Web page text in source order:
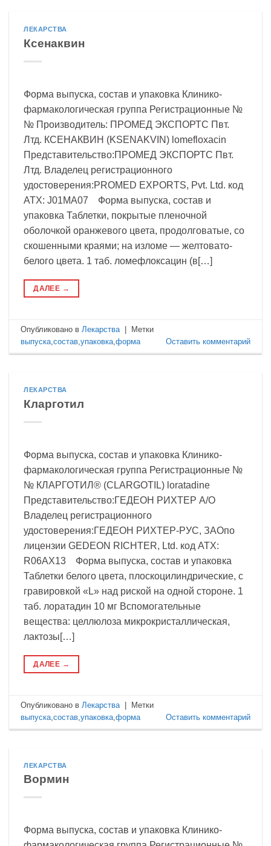
ЛЕКАРСТВА
Ксенаквин
Форма выпуска, состав и упаковка Клинико-
фармакологическая группа Регистрационные №
№ Производитель: ПРОМЕД ЭКСПОРТС Пвт.
Лтд. КСЕНАКВИН (KSENAKVIN) lomefloxacin
Представительство:ПРОМЕД ЭКСПОРТС Пвт.
Лтд. Владелец регистрационного
удостоверения:PROMED EXPORTS, Pvt. Ltd. код
ATX: J01MA07 Форма выпуска, состав и
упаковка Таблетки, покрытые пленочной
оболочкой оранжевого цвета, продолговатые, со
скошенными краями; на изломе — желтовато-
белого цвета. 1 таб. ломефлоксацин (в[…]
ДАЛЕЕ →
Опубликовано вЛекарства
Метки
выпуска,состав,упаковка,форма Оставить комментарий
ЛЕКАРСТВА
Кларготил
Форма выпуска, состав и упаковка Клинико-
фармакологическая группа Регистрационные №
№ КЛАРГОТИЛ® (CLARGOTIL) loratadine
Представительство:ГЕДЕОН РИХТЕР А/О
Владелец регистрационного
удостоверения:ГЕДЕОН РИХТЕР-РУС, ЗАОпо
лицензии GEDEON RICHTER, Ltd. код ATX:
R06AX13 Форма выпуска, состав и упаковка
Таблетки белого цвета, плоскоцилиндрические, с
гравировкой «L» над риской на одной стороне. 1
таб. лоратадин 10 мг Вспомогательные
вещества: целлюлоза микрокристаллическая,
лактозы[…]
ДАЛЕЕ →
Опубликовано в Лекарства
Метки
выпуска ,состав ,упаковка ,форма Оставить комментарий
ЛЕКАРСТВА
Вормин
Форма выпуска, состав и упаковка Клинико-